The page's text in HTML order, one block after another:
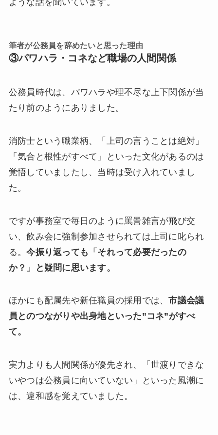
ような話を聞いています。
筆者が公務員を辞めたいと思った理由
③パワハラ・コネなど職場の人間関係
公務員時代は、パワハラや理不尽な上下関係が当
たり前のようにありました。
消防士という職業柄、「上司の言うことは絶対」
「気合と根性がすべて」といった文化があるのは
覚悟していましたし、当時は受け入れていまし
た。
ですが事務室で毎日のように罵詈雑言が飛び交
い、飲み会に強制参加させられては上司に叱られ
る。今振り返っても「それって必要だったの
か？」と疑問に思います。
ほかにも配属先や新任職員の採用では、市議会議
員とのつながりや出身地といった”コネ”がすべ
て。
実力よりも人間関係が優先され、「世渡りできな
いやつは公務員に向いていない」といった風潮に
は、違和感を覚えていました。